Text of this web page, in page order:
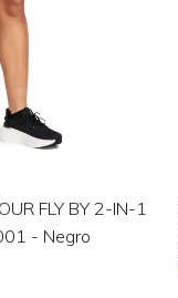
FLY BY 2-IN-1
- Negro